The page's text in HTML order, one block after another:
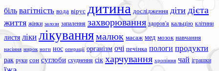
біль вагітність вода вірус дитина дослідження діти дієта
життя жінки залози запалення захворювання здоров'я кальцію клітини
листя ліки лікуваннямалюк масаж мед мозок навчання
насіння нирок ноги нос операції організм очі печінка пологи продукти
рак руки сон суглоби схуднення сік харчування хропіння чай іграшки